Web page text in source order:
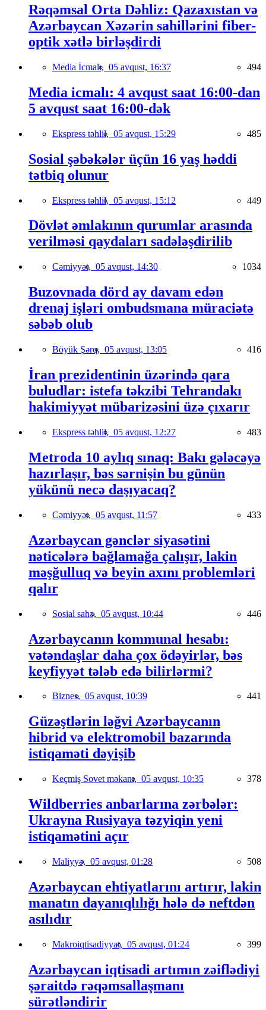
Rəqəmsal Orta Dəhliz: Qazaxıstan və
Azərbaycan Xəzərin sahillərini fiber-
optik xətlə birləşdirdi
Media İcmalı, 05 avqust, 16:37 494
Media icmalı: 4 avqust saat 16:00-dan
5 avqust saat 16:00-dək
Ekspress təhlil, 05 avqust, 15:29 485
Sosial şəbəkələr üçün 16 yaş həddi
tətbiq olunur
Ekspress təhlil, 05 avqust, 15:12 449
Dövlət əmlakının qurumlar arasında
verilməsi qaydaları sadələşdirilib
Cəmiyyət, 05 avqust, 14:30 1034
Buzovnada dörd ay davam edən
drenaj işləri ombudsmana müraciətə
səbəb olub
Böyük Şərq, 05 avqust, 13:05 416
İran prezidentinin üzərində qara
buludlar: istefa təkzibi Tehrandakı
hakimiyyət mübarizəsini üzə çıxarır
Ekspress təhlil, 05 avqust, 12:27 483
Metroda 10 aylıq sınaq: Bakı gələcəyə
hazırlaşır, bəs sərnişin bu günün
yükünü necə daşıyacaq?
Cəmiyyət, 05 avqust, 11:57 433
Azərbaycan gənclər siyasətini
nəticələrə bağlamağa çalışır, lakin
məşğulluq və beyin axını problemləri
qalır
Sosial sahə, 05 avqust, 10:44 446
Azərbaycanın kommunal hesabı:
vətəndaşlar daha çox ödəyirlər, bəs
keyfiyyət tələb edə bilirlərmi?
Biznes, 05 avqust, 10:39 441
Güzəştlərin ləğvi Azərbaycanın
hibrid və elektromobil bazarında
istiqaməti dəyişib
Keçmiş Sovet məkanı, 05 avqust, 10:35 378
Wildberries anbarlarına zərbələr:
Ukrayna Rusiyaya təzyiqin yeni
istiqamətini açır
Maliyyə, 05 avqust, 01:28 508
Azərbaycan ehtiyatlarını artırır, lakin
manatın dayanıqlılığı hələ də neftdən
asılıdır
Makroiqtisadiyyat, 05 avqust, 01:24 399
Azərbaycan iqtisadi artımın zəiflədiyi
şəraitdə rəqəmsallaşmanı
sürətləndirir